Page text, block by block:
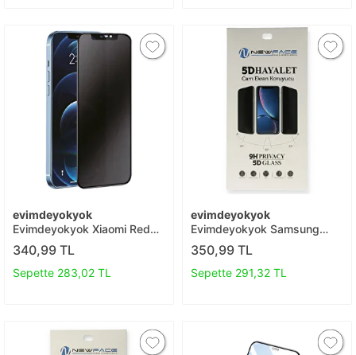
evimdeyokyok
Evimdeyokyok Xiaomi Redmi
Note 8 3d Antistatik Hayalet
Cam Ekran Koruyucu T20
340,99 TL
Sepette 283,02 TL
evimdeyokyok
Evimdeyokyok Samsung
Galaxy M52 5g 5d Hayalet
Cam Ekran Koruyucu T20
350,99 TL
Sepette 291,32 TL